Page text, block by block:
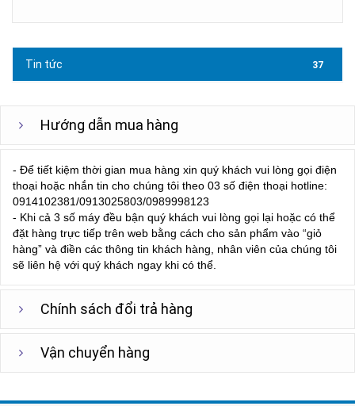
Tin tức 37
Hướng dẫn mua hàng
- Để tiết kiệm thời gian mua hàng xin quý khách vui lòng gọi điện
thoại hoặc nhắn tin cho chúng tôi theo 03 số điện thoại hotline:
0914102381/0913025803/0989998123
- Khi cả 3 số máy đều bận quý khách vui lòng gọi lại hoặc có thể
đặt hàng trực tiếp trên web bằng cách cho sản phẩm vào “giỏ
hàng” và điền các thông tin khách hàng, nhân viên của chúng tôi
sẽ liên hệ với quý khách ngay khi có thể.
Chính sách đổi trả hàng
Vận chuyển hàng